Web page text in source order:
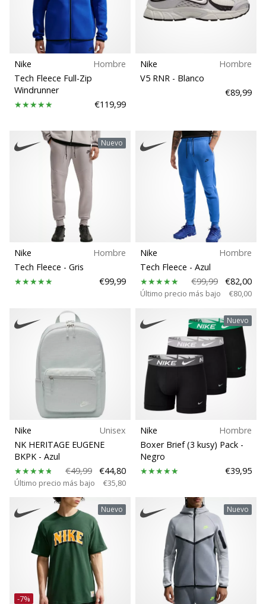
zapatillas
balonmano
PUMA
Accelerate
NITRO
SQD
5!
actualizaciones
técnicas
25. 11. 2024
2 min. de lectura
¡Conviértete
en
embajador
consideras
jugón?
queremos
nuestro
equipo!
Mostrar
todos
artículos
Talla
Para clubes
Soporte sujetador
Carbon
Clubes
Comodidad y amortiguación
Disciplina
Drop
Función
Modelo
Jugadores
Espacio de juego
Posición
Temporada
Ancho de la zapatilla
Deporte
Nike
Hombre
Tech Fleece Full-Zip
Windrunner
€119,99
Nike
Hombre
V5 RNR - Blanco
€89,99
Nuevo
Nike
Hombre
Tech Fleece - Gris
€99,99
Nike
Hombre
Tech Fleece - Azul
€99,99
€82,00
Último precio más bajo €80,00
Nike
Unisex
NK HERITAGE EUGENE
BKPK - Azul
€49,99
€44,80
Último precio más bajo €35,80
Nuevo
Nike
Hombre
Boxer Brief (3 kusy) Pack -
Negro
€39,95
Nuevo
-7%
Nuevo